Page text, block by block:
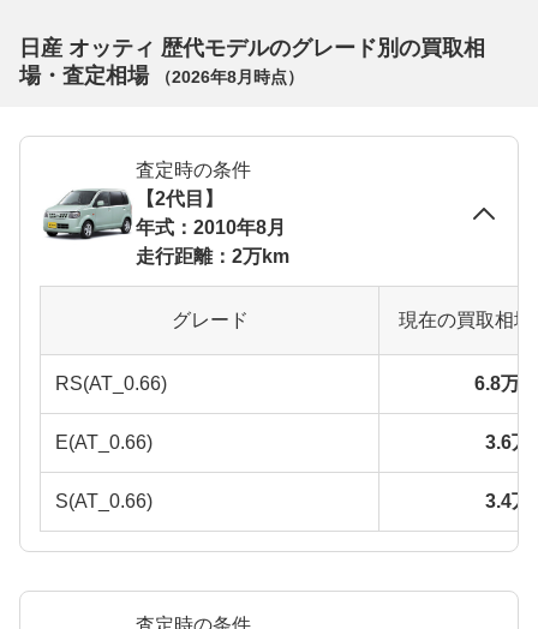
日産 オッティ 歴代モデルのグレード別の買取相
場・査定相場
（2026年8月 時点）
査定時の条件
【2代目】
年式：2010年8月
走行距離：2万km
グレード 現在の買取相
RS(AT_0.66) 6.8万
E(AT_0.66) 3.6万
S(AT_0.66) 3.4万